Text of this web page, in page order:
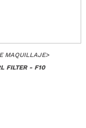
MAQUILLAJE>
FILTER - F10